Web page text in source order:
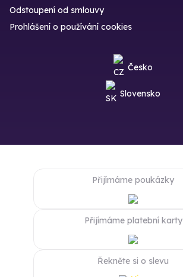
Odstoupení od smlouvy
Prohlášení o používání cookies
Česko
Slovensko
Přijímáme poukázky
Přijímáme platební karty
Řekněte si o slevu